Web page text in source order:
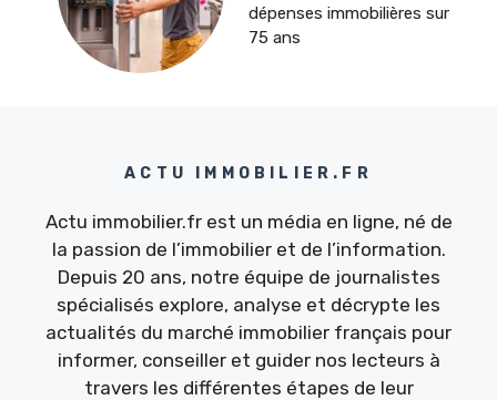
dépenses immobilières sur
75 ans
ACTU IMMOBILIER.FR
Actu immobilier.fr est un média en ligne, né de
la passion de l’immobilier et de l’information.
Depuis 20 ans, notre équipe de journalistes
spécialisés explore, analyse et décrypte les
actualités du marché immobilier français pour
informer, conseiller et guider nos lecteurs à
travers les différentes étapes de leur